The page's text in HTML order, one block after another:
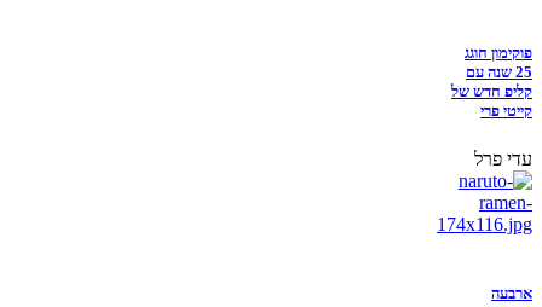
פוקימון חוגג
25 שנה עם
קליפ חדש של
קייטי פרי
עדי פרל
ארבעה